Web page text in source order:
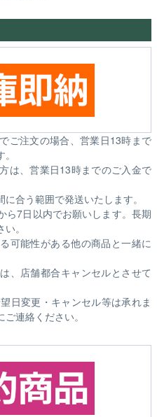
ご注文の場合、営業日13時まで
は、営業日13時までのご入金で
合う範囲で発送いたします。
ら7日以内でお願いします。長期
。
可能性がある他の商品と一緒に
、店舗都合キャンセルとさせて
日変更・キャンセル等は承れま
連絡ください。